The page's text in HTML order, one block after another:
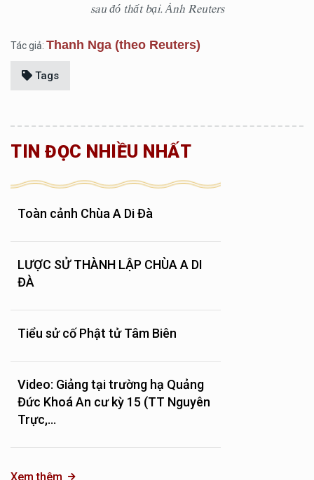
sau đó thất bại. Ảnh Reuters
Tác giả: Thanh Nga (theo Reuters)
Tags
TIN ĐỌC NHIỀU NHẤT
Toàn cảnh Chùa A Di Đà
LƯỢC SỬ THÀNH LẬP CHÙA A DI
ĐÀ
Tiểu sử cố Phật tử Tâm Biên
Video: Giảng tại trường hạ Quảng
Đức Khoá An cư kỳ 15 (TT Nguyên
Trực,...
Xem thêm